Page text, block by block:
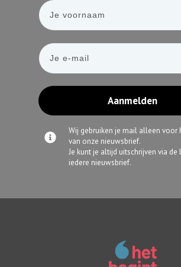
Aanmelden
Wij gebruiken je mail alleen voor
van onze nieuwsbrief.
Je kunt je altijd uitschrijven via de
iedere nieuwsbrief.